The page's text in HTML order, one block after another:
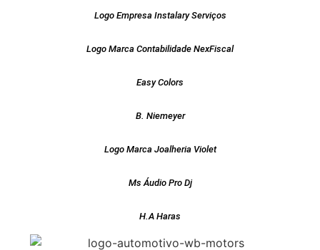
Logo Empresa Instalary Serviços
Logo Marca Contabilidade NexFiscal
Easy Colors
B. Niemeyer
Logo Marca Joalheria Violet
Ms Áudio Pro Dj
H.A Haras